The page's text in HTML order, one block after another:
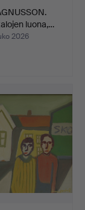
luona,…
2026